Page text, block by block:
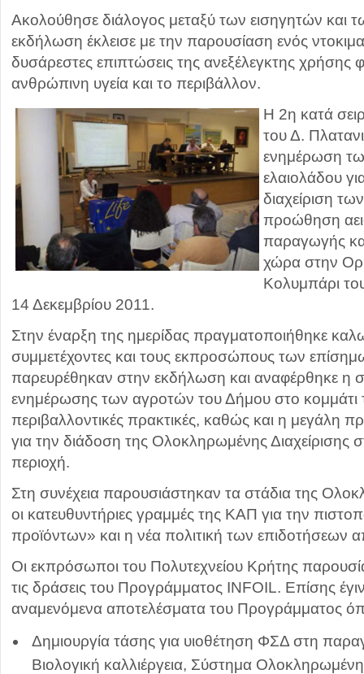
Ακολούθησε διάλογος μεταξύ των εισηγητών και
εκδήλωση έκλεισε με την παρουσίαση ενός
δυσάρεστες επιπτώσεις της ανεξέλεγκτης
ανθρώπινη υγεία και το περιβάλλον.
Η 2η κατά
του Δ.
ενημέρωση
ελαιολάδου
διαχείριση
προώθηση
παραγωγής
χώρα στην
Κολυμπάρι
14 Δεκεμβρίου 2011.
Στην έναρξη της ημερίδας πραγματοποιήθηκε
συμμετέχοντες και τους εκπροσώπους των
παρευρέθηκαν στην εκδήλωση και αναφέρθηκε η
ενημέρωσης των αγροτών του Δήμου στο κομμάτι
περιβαλλοντικές πρακτικές, καθώς και η μεγάλη
για την διάδοση της Ολοκληρωμένης Διαχείρισης
περιοχή.
Στη συνέχεια παρουσιάστηκαν τα στάδια της
οι κατευθυντήριες γραμμές της ΚΑΠ για την
προϊόντων» και η νέα πολιτική των επιδοτήσεων
Οι εκπρόσωποι του Πολυτεχνείου Κρήτης
τις δράσεις του Προγράμματος INFOIL. Επίσης
αναμενόμενα αποτελέσματα του Προγράμματος
Δημιουργία τάσης για υιοθέτηση ΦΣΔ στη
Βιολογική καλλιέργεια, Σύστημα